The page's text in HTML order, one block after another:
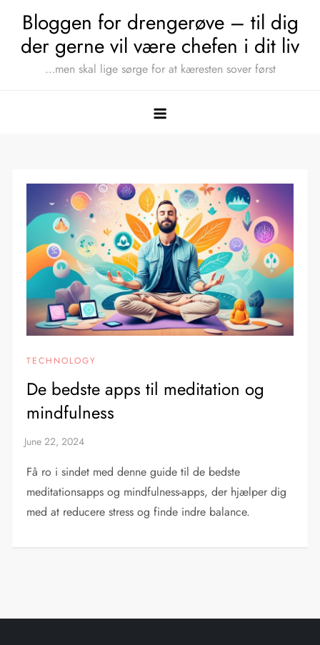
content
Bloggen for drengerøve – til dig
der gerne vil være chefen i dit liv
…men skal lige sørge for at kæresten sover først
TECHNOLOGY
De bedste apps til meditation og
mindfulness
Få ro i sindet med denne guide til de bedste
meditationsapps og mindfulness-apps, der hjælper dig
med at reducere stress og finde indre balance.